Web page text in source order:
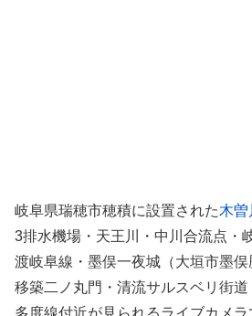
岐阜県瑞穂市穂積に設置された木曽
3排水機場・天王川・中川合流点・
渡岐阜線・墨俣一夜城（大垣市墨
移築二ノ丸門・清流サルスベリ街
多度線付近が見られるライブカメラ